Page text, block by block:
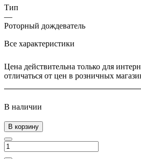
Тип
—
Роторный дождеватель
Все характеристики
Цена действительна только для
отличаться от цен в розничных
В наличии
В корзину